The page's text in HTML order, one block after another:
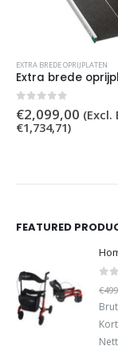
EXTRA BREDE OPRIJPLATEN
0out of 5
€2,099,00 (Excl.
€1,734,71)
FEATURED
€